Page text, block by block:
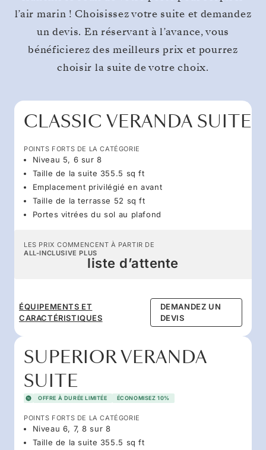
l’air marin ! Choisissez votre suite et demandez
un devis. En réservant à l’avance, vous
bénéficierez des meilleurs prix et pourrez
choisir la suite de votre choix.
CLASSIC VERANDA SUITE
POINTS FORTS DE LA CATÉGORIE
Niveau 5, 6 sur 8
Taille de la suite 355.5 sq ft
Emplacement privilégié en avant
Taille de la terrasse 52 sq ft
Portes vitrées du sol au plafond
LES PRIX COMMENCENT À PARTIR DE
ALL-INCLUSIVE PLUS
liste d’attente
ÉQUIPEMENTS ET
CARACTÉRISTIQUES
DEMANDEZ UN
DEVIS
SUPERIOR VERANDA
SUITE
OFFRE À DURÉE LIMITÉE ÉCONOMISEZ 10%
POINTS FORTS DE LA CATÉGORIE
Niveau 6, 7, 8 sur 8
Taille de la suite 355.5 sq ft